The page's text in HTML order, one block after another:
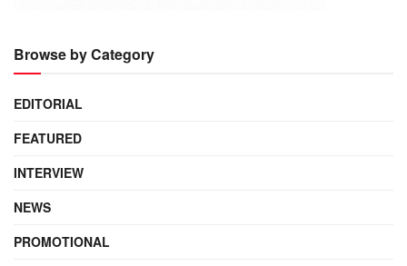
Browse by Category
EDITORIAL
FEATURED
INTERVIEW
NEWS
PROMOTIONAL